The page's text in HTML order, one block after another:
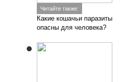
Читайте также:
Какие кошачьи паразиты
опасны для человека?